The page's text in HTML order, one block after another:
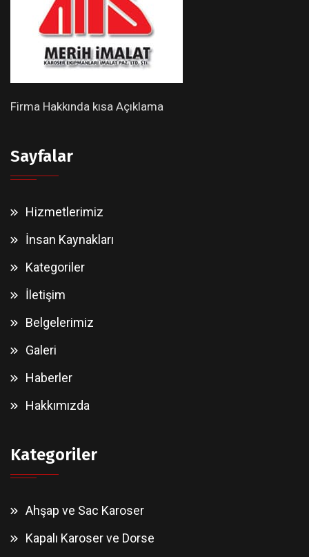
Firma Hakkında kısa Açıklama
Sayfalar
Hizmetlerimiz
İnsan Kaynakları
Kategoriler
İletişim
Belgelerimiz
Galeri
Haberler
Hakkımızda
Kategoriler
Ahşap ve Sac Karoser
Kapalı Karoser ve Dorse